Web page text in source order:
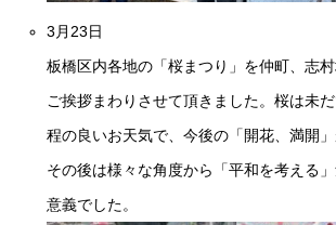
3月23日
板橋区内各地の「桜まつり」を仲町、志村
ご挨拶まわりさせて頂きました。桜は未
程の良いお天気で、今後の「開花、満開
その後は様々な角度から「平和を考える
意義でした。